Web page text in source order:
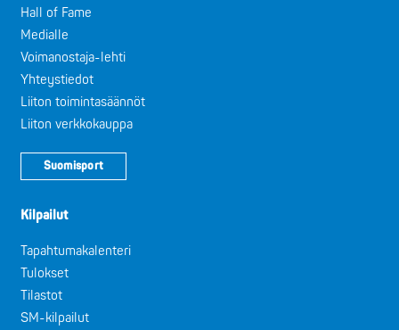
Hall of Fame
Medialle
Voimanostaja-lehti
Yhteystiedot
Liiton toimintasäännöt
Liiton verkkokauppa
Suomisport
Kilpailut
Tapahtumakalenteri
Tulokset
Tilastot
SM-kilpailut